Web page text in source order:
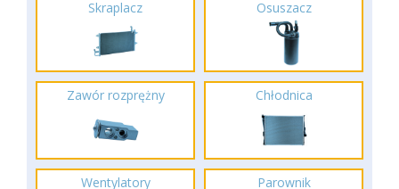
Skraplacz Osuszacz
Zawór rozprężny Chłodnica
Wentylatory Parownik